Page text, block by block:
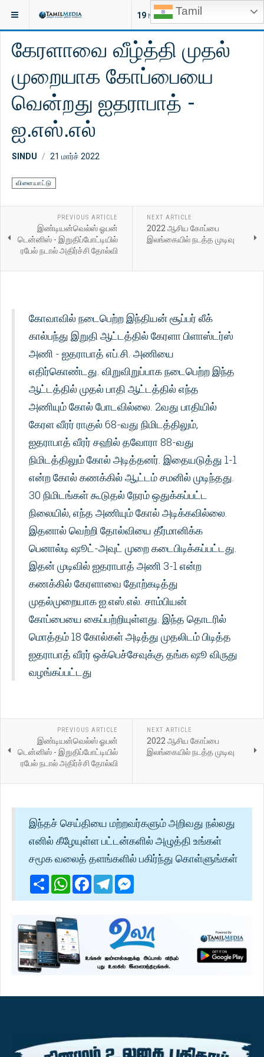
Tamil
19 NEW ARTICLES
இருக்குமிடம்: செய்திகள் விளையாட்டு
கேரளாவை வீழ்த்தி முதல்
முறையாக கோப்பையை
வென்றது ஐதராபாத் -
ஐ.எஸ்.எல்
SINDU 21 மார்ச் 2022
விளையாட்டு
PREVIOUS ARTICLE
இண்டியன்வெல்ஸ் ஓபன்
டென்னிஸ் - இறுதிப்போட்டியில்
ரபேல் நடால் அதிர்ச்சி தோல்வி
NEXT ARTICLE
2022 ஆசிய கோப்பை
இலங்கையில் நடத்த முடிவு
கோவாவில் நடைபெற்ற இந்தியன் சூப்பர் லீக்
கால்பந்து இறுதி ஆட்டத்தில் கேரளா பிளாஸ்டர்ஸ்
அணி - ஐதராபாத் எப்.சி. அணியை
எதிர்கொண்டது. விறுவிறுப்பாக நடைபெற்ற இந்த
ஆட்டத்தில் முதல் பாதி ஆட்டத்தில் எந்த
அணியும் கோல் போடவில்லை. 2வது பாதியில்
கேரள வீரர் ராகுல் 68-வது நிமிடத்திலும்,
ஐதராபாத் வீரர் சஹில் தவோரா 88-வது
நிமிடத்திலும் கோல் அடித்தனர். இதையடுத்து 1-1
என்ற கோல் கணக்கில் ஆ,ட்டம் சமனில் முடிந்தது.
30 நிமிடங்கள் கூடுதல் நேரம் ஒதுக்கப்பட்ட
நிலையில், எந்த அணியும் கோல் அடிக்கவில்லை.
இதனால் வெற்றி தோல்வியை தீர்மானிக்க
பெனால்டி ஷூட்-அவுட் முறை கடைபிடிக்கப்பட்டது.
இதன் முடிவில் ஐதராபாத் அணி 3-1 என்ற
கணக்கில் கேரளாவை தோற்கடித்து
முதல்முறையாக ஐ.எஸ்.எல். சாம்பியன்
கோப்பையை கைப்பற்றியுள்ளது. இந்த தொடரில்
மொத்தம் 18 கோல்கள் அடித்து முதலிடம் பிடித்த
ஐதராபாத் வீரர் ஒக்பெச்சேவுக்கு தங்க ஷூ விருது
வழங்கப்பட்டது
PREVIOUS ARTICLE
இண்டியன்வெல்ஸ் ஓபன்
டென்னிஸ் - இறுதிப்போட்டியில்
ரபேல் நடால் அதிர்ச்சி தோல்வி
NEXT ARTICLE
2022 ஆசிய கோப்பை
இலங்கையில் நடத்த முடிவு
இந்தச் செய்தியை மற்றவர்களும் அறிவது நல்லது
எனில் கீழேயுள்ள பட்டன்களில் அழுத்தி உங்கள்
சமூக வலைத் தளங்களில் பகிர்ந்து கொள்ளுங்கள்
ShareWhatsApp
Facebook
Telegram